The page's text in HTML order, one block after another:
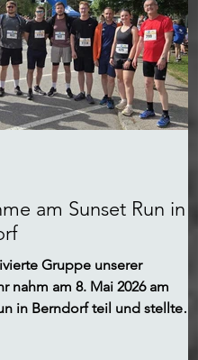
am Sunset Run in
Gruppe unserer
nahm am 8. Mai 2026 am
in Berndorf teil und stellte